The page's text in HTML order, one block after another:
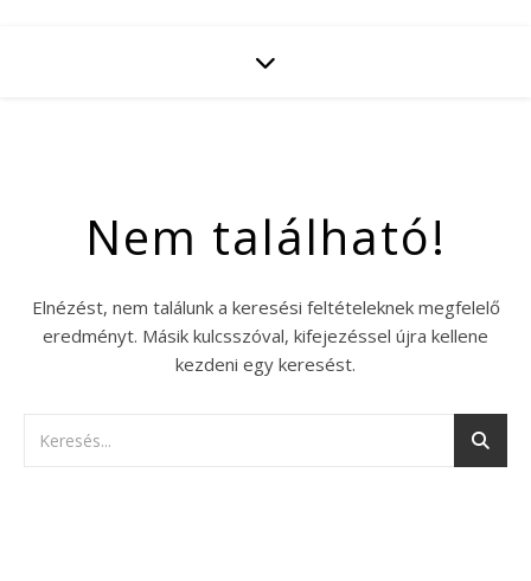
Nem található!
Elnézést, nem találunk a keresési feltételeknek megfelelő
eredményt. Másik kulcsszóval, kifejezéssel újra kellene
kezdeni egy keresést.